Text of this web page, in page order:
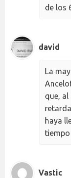
de los
david
La
que, al
haya
Vastic